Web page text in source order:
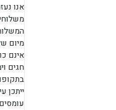
אנו
מיום
אינם
חגים
ייתכן